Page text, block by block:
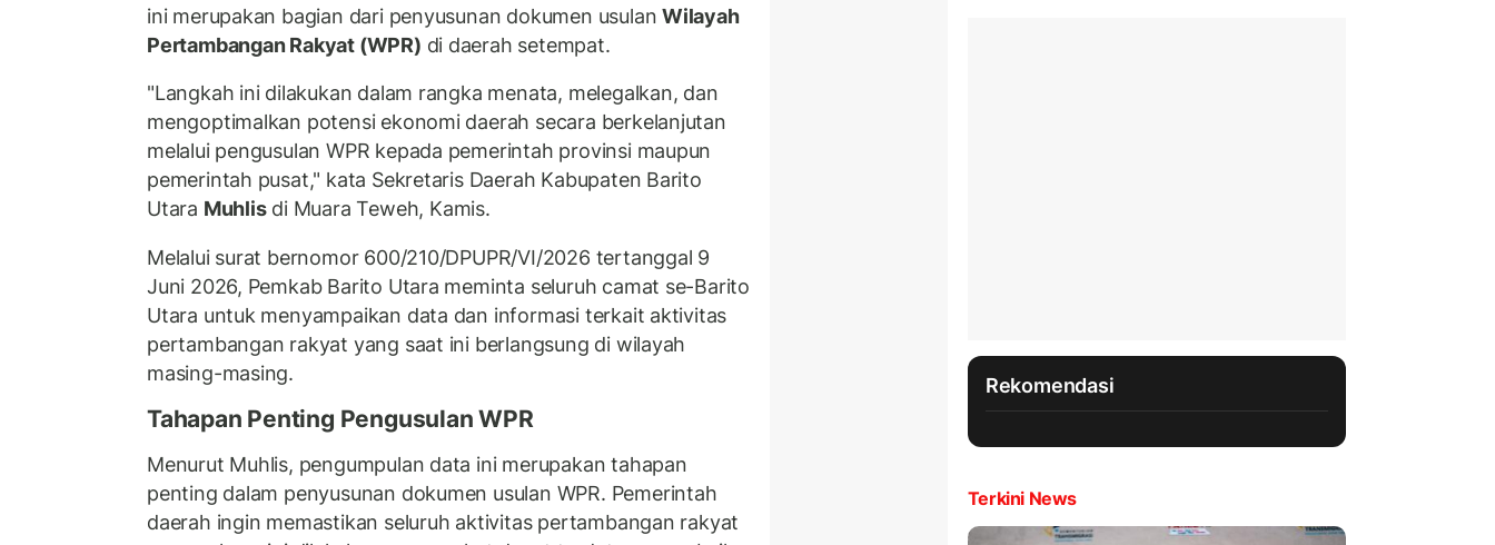
ini merupakan bagian dari penyusunan dokumen usulanWilayah
Pertambangan Rakyat (WPR) di daerah setempat.
"Langkah ini dilakukan dalam rangka menata, melegalkan, dan
mengoptimalkan potensi ekonomi daerah secara berkelanjutan
melalui pengusulan WPR kepada pemerintah provinsi maupun
pemerintah pusat," kata Sekretaris Daerah Kabupaten Barito
Utara Muhlisdi Muara Teweh, Kamis.
Melalui surat bernomor 600/210/DPUPR/VI/2026 tertanggal 9
Juni 2026, Pemkab Barito Utara meminta seluruh camat se-Barito
Utara untuk menyampaikan data dan informasi terkait aktivitas
pertambangan rakyat yang saat ini berlangsung di wilayah
masing-masing.
Tahapan Penting Pengusulan WPR
Menurut Muhlis, pengumpulan data ini merupakan tahapan
penting dalam penyusunan dokumen usulan WPR. Pemerintah
daerah ingin memastikan seluruh aktivitas pertambangan rakyat
Rekomendasi
Terkini News